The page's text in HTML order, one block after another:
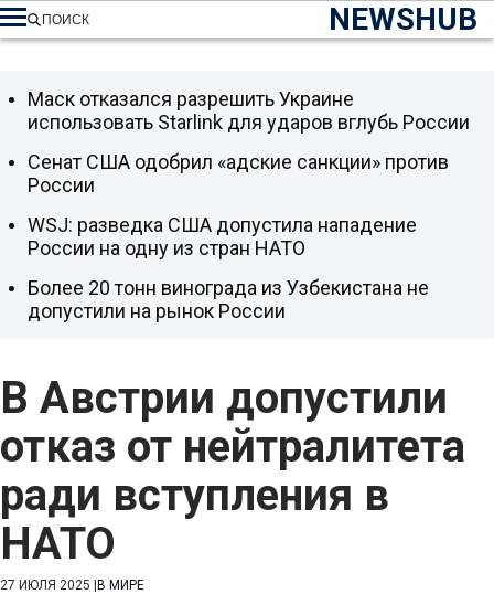
NEWSHUB
ПОИСК
В Австрии допустили
отказ от нейтралитета
ради вступления в
НАТО
27 ИЮЛЯ 2025 В МИРЕ
Маск отказался разрешить Украине
использовать Starlink для ударов вглубь России
Сенат США одобрил «адские санкции» против
России
WSJ: разведка США допустила нападение
России на одну из стран НАТО
Более 20 тонн винограда из Узбекистана не
допустили на рынок России